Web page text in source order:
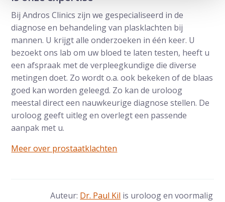
Bij Andros Clinics zijn we gespecialiseerd in de
diagnose en behandeling van plasklachten bij
mannen. U krijgt alle onderzoeken in één keer. U
bezoekt ons lab om uw bloed te laten testen, heeft u
een afspraak met de verpleegkundige die diverse
metingen doet. Zo wordt o.a. ook bekeken of de blaas
goed kan worden geleegd. Zo kan de uroloog
meestal direct een nauwkeurige diagnose stellen. De
uroloog geeft uitleg en overlegt een passende
aanpak met u.
Meer over prostaatklachten
Auteur: Dr. Paul Kil is uroloog en voormalig